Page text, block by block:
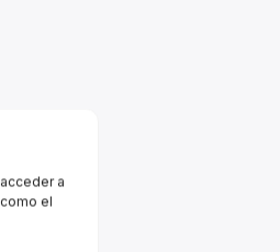
a
el